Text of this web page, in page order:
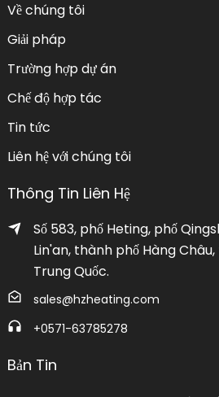
Về chúng tôi
Giải pháp
Trường hợp dự án
Chế độ hợp tác
Tin tức
Liên hệ với chúng tôi
Thông Tin Liên Hệ
Số 583, phố Heting, phố
Lin'an, thành phố Hàng
Trung Quốc.
sales@hzheating.com
+0571-63785278
Bản Tin